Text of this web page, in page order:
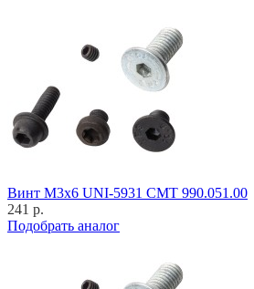
Винт M3x6 UNI-5931 CMT 990.051.00
241 р.
Подобрать аналог